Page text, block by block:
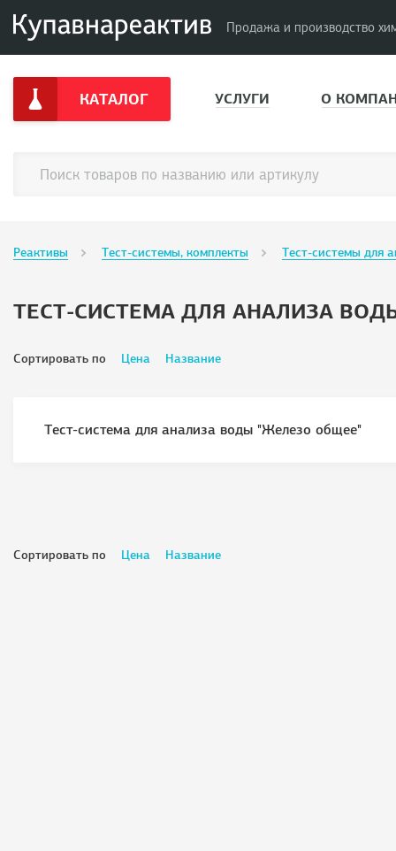
Продажа и производство
КАТАЛОГ УСЛУГИ О
Реактивы Тест-системы, комплекты Тест-системы для
ТЕСТ-СИСТЕМА ДЛЯ АНАЛИЗА
Сортировать по Цена Название
Тест-система для анализа воды "Железо общее"
Сортировать по Цена Название